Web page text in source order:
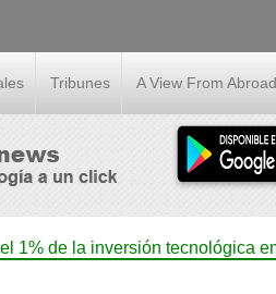
Tribunes A View From Abroad
1% de la inversión tecnológica